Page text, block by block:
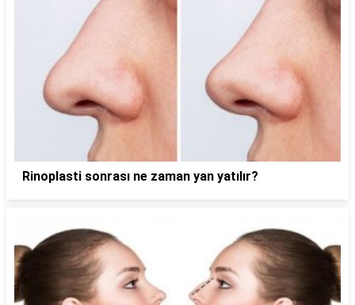
Rinoplasti sonrası ne zaman yan yatılır?